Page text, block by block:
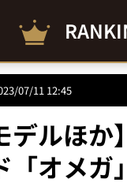
07/11 12:45
デルほ
「オメ